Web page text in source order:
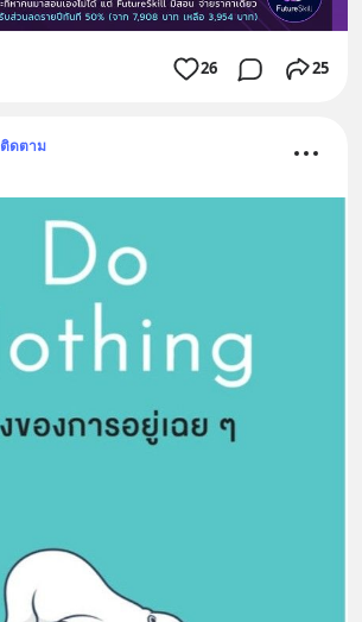
26 25
ติดตาม